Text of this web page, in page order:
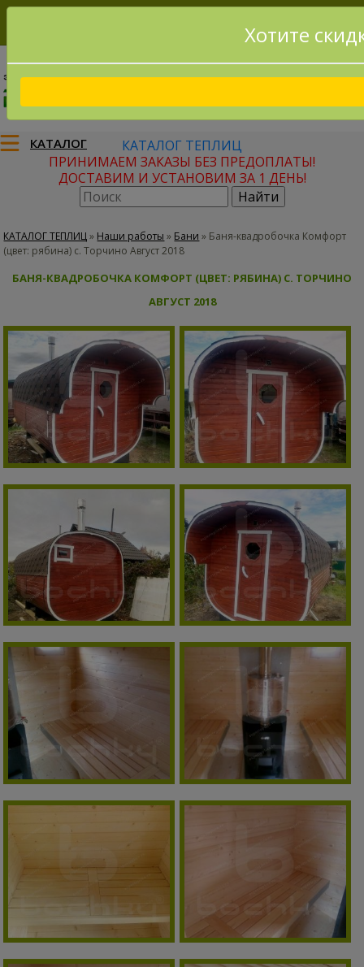
8(915)795-56-02
КАТАЛОГ
КАТАЛОГ ТЕПЛИЦ
ПРИНИМАЕМ ЗАКАЗЫ БЕЗ ПРЕДОПЛАТЫ!
ДОСТАВИМ И УСТАНОВИМ ЗА 1 ДЕНЬ!
КАТАЛОГ ТЕПЛИЦ» Наши работы » Бани » Баня-квадробочка Комфорт
(цвет: рябина) с. Торчино Август 2018
БАНЯ-КВАДРОБОЧКА КОМФОРТ (ЦВЕТ: РЯБИНА) С. ТОРЧИНО
АВГУСТ 2018
Хотите